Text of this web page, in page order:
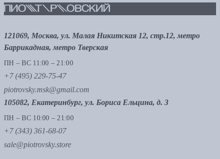
121069, Москва, ул. Малая Никитская 12, стр.12, метро
Баррикадная, метро Тверская
ПН – ВС 11:00 – 21:00
+7 (495) 229-75-47
piotrovsky.msk@gmail.com
105082, Екатеринбург, ул. Бориса Ельцина, д. 3
ПН – ВС 10:00 – 21:00
+7 (343) 361-68-07
sale@piotrovsky.store